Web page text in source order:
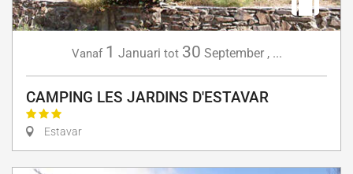
Vanaf 1 Januari tot 30 September, ...
CAMPING LES JARDINS D'ESTAVAR
Estavar